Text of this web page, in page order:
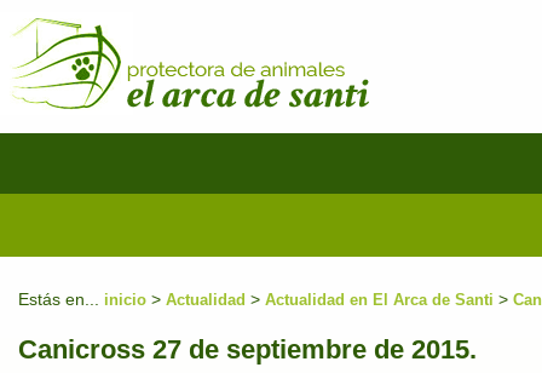
Estás en... inicio > Actualidad > Actualidad en El Arca de Santi >
Canicross 27 de septiembre de 2015.